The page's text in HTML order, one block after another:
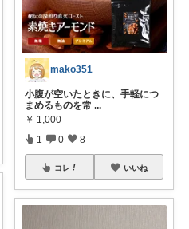
mako351
小腹が空いたときに、手軽につ
まめるものを常 ...
￥ 1,000
1 0 8
コレ いいね